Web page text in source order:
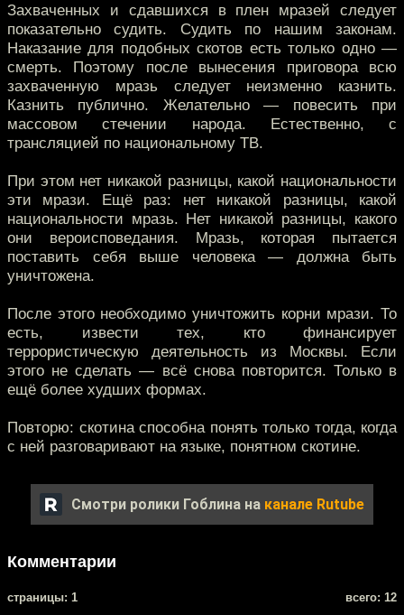
Захваченных и сдавшихся в плен мразей следует
показательно судить. Судить по нашим законам.
Наказание для подобных скотов есть только одно —
смерть. Поэтому после вынесения приговора всю
захваченную мразь следует неизменно казнить.
Казнить публично. Желательно — повесить при
массовом стечении народа. Естественно, с
трансляцией по национальному ТВ.
При этом нет никакой разницы, какой национальности
эти мрази. Ещё раз: нет никакой разницы, какой
национальности мразь. Нет никакой разницы, какого
они вероисповедания. Мразь, которая пытается
поставить себя выше человека — должна быть
уничтожена.
После этого необходимо уничтожить корни мрази. То
есть, извести тех, кто финансирует
террористическую деятельность из Москвы. Если
этого не сделать — всё снова повторится. Только в
ещё более худших формах.
Повторю: скотина способна понять только тогда, когда
с ней разговаривают на языке, понятном скотине.
Смотри ролики Гоблина на канале Rutube
Комментарии
cтраницы: 1 всего: 12